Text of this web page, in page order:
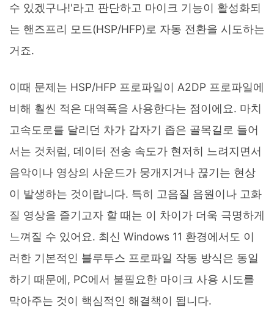
수 있겠구나!'라고 판단하고 마이크 기능이 활성화되
는 핸즈프리 모드(HSP/HFP)로 자동 전환을 시도하는
거죠.
이때 문제는 HSP/HFP 프로파일이 A2DP 프로파일에
비해 훨씬 적은 대역폭을 사용한다는 점이에요. 마치
고속도로를 달리던 차가 갑자기 좁은 골목길로 들어
서는 것처럼, 데이터 전송 속도가 현저히 느려지면서
음악이나 영상의 사운드가 뭉개지거나 끊기는 현상
이 발생하는 것이랍니다. 특히 고음질 음원이나 고화
질 영상을 즐기고자 할 때는 이 차이가 더욱 극명하게
느껴질 수 있어요. 최신 Windows 11 환경에서도 이
러한 기본적인 블루투스 프로파일 작동 방식은 동일
하기 때문에, PC에서 불필요한 마이크 사용 시도를
막아주는 것이 핵심적인 해결책이 됩니다.